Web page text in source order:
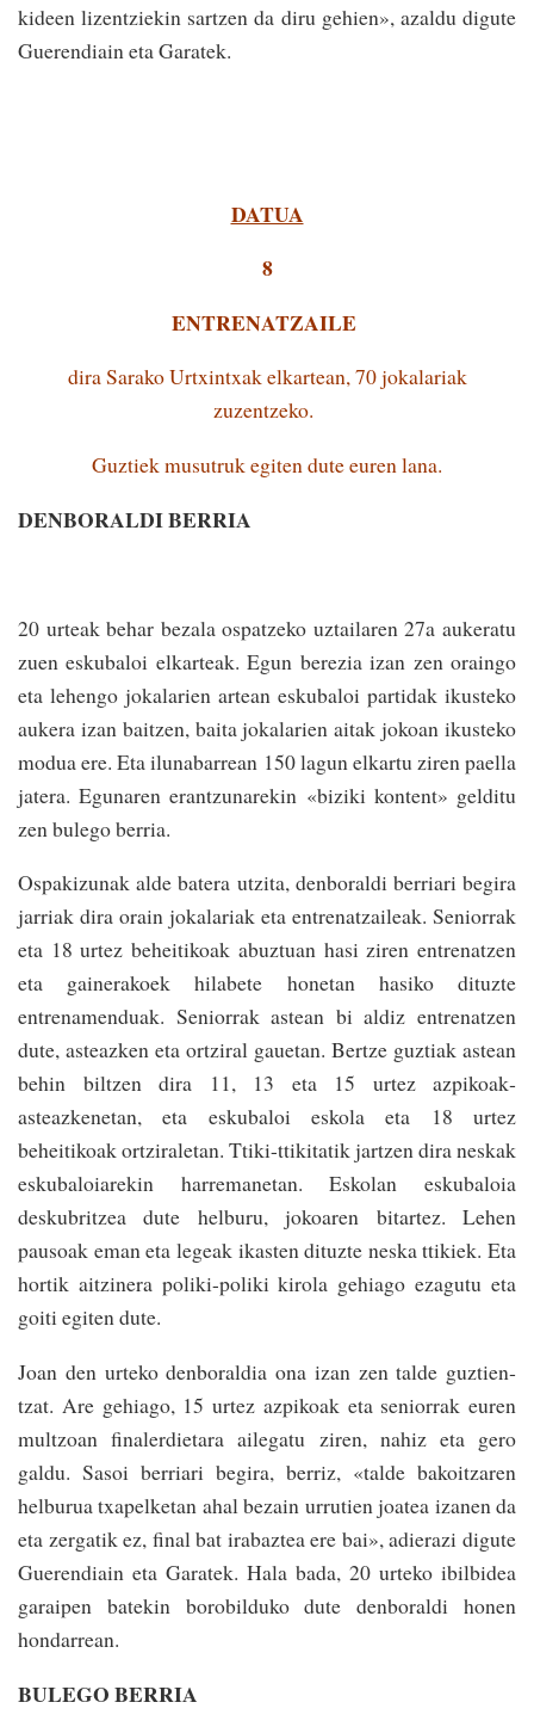
kideen lizentziekin sartzen da diru gehien», azaldu digute
Guerendiain eta Garatek.
DATUA
8
ENTRENATZAILE
dira Sarako Urtxintxak elkartean, 70 jokalariak
zuzentzeko.
Guztiek musutruk egiten dute euren lana.
DENBORALDI BERRIA
20 urteak behar bezala ospa­tzeko uztailaren 27a aukeratu
zuen eskubaloi elkarteak. Egun berezia izan zen oraingo
eta lehengo jokalarien artean eskubaloi partidak ikusteko
aukera izan baitzen, baita jokalarien aitak jokoan ikusteko
modua ere. Eta ilunabarrean 150 lagun elkartu ziren paella
jatera. Egunaren erantzunarekin «biziki kontent» gelditu
zen bulego berria.
Ospakizunak alde batera utzi­ta, denboraldi berriari begira
jarriak dira orain jokalariak­ eta entrenatzaileak. Seniorrak
eta 18 urtez beheitikoak abuztuan hasi ziren entrenatzen
eta gainerakoek hilabete honetan hasiko dituzte
entrenamenduak. Seniorrak astean bi aldiz entrenatzen
dute, asteazken eta ortziral gauetan. Bertze guztiak astean
behin biltzen dira 11, 13 eta 15 urtez azpikoak­
asteazkenetan, eta eskubaloi eskola eta 18 urtez
beheitikoak­ ortziraletan. Ttiki-ttikitatik jar­tzen dira neskak
eskubaloiarekin harremanetan. Eskolan eskubaloia
deskubritzea dute helbu­ru, jokoaren bitartez. Lehen
pausoak eman eta legeak ikasten dituzte neska ttikiek. Eta
hortik aitzinera poliki-poliki kiro­la gehiago ezagutu eta
goiti egiten dute.
Joan den urteko denboraldia ona izan zen talde guztien­
tzat. Are gehiago, 15 urtez azpikoak eta seniorrak euren
mul­tzoan fina­lerdietara ailegatu ziren, nahiz eta gero
galdu. Sasoi berriari begira, be­rriz, «talde bakoitzaren
helburua txapelketan ahal bezain urru­tien joatea izanen da
eta zergatik ez, final bat irabaztea ere bai», adierazi digute
Guerendiain eta Garatek. Hala bada, 20 urteko ibilbidea
garaipen batekin borobilduko dute denboraldi honen
honda­rrean.
BULEGO BERRIA